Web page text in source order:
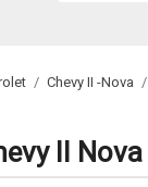
/ Chevy II -Nova /
II Nova